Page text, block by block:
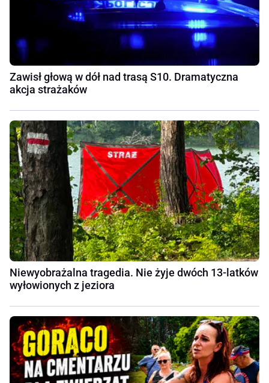
Zawisł głową w dół nad trasą S10. Dramatyczna
akcja strażaków
Niewyobrażalna tragedia. Nie żyje dwóch 13-latków
wyłowionych z jeziora